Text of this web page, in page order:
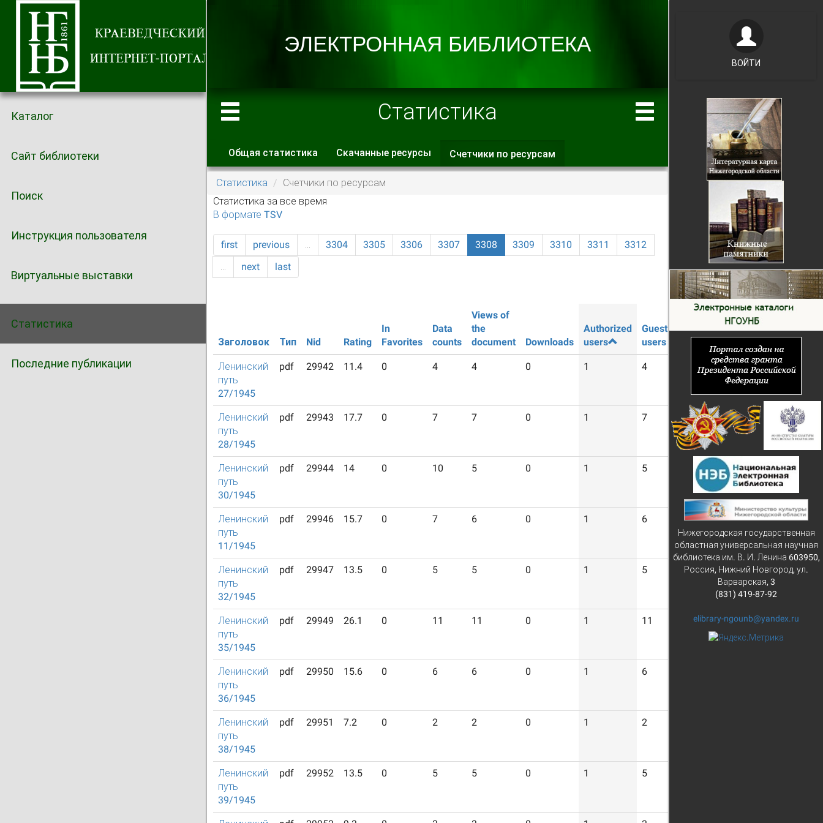
Каталог
Сайт библиотеки
Поиск
Инструкция пользователя
Виртуальные выставки
Статистика
Последние публикации
Статистика
Главные вкладки
Общая статистика Скачанные ресурсы Счетчики по ресурсам
вкладка)
Статистика
Счетчики по ресурсам
Статистика за все время
В формате TSV
first previous … 3304 3305 3306 3307 3308 3309 3310 3311
3312
…
next last
Заголовок Тип Nid Rating
In
Favorites
Data
counts
Views of
the
document
Downloads
Authorized
users
Guest
users
Ленинский
путь
27/1945
pdf 29942 11.4 0 4 4 0 1 4
Ленинский
путь
28/1945
pdf 29943 17.7 0 7 7 0 1 7
Ленинский
путь
30/1945
pdf 29944 14 0 10 5 0 1 5
Ленинский
путь
11/1945
pdf 29946 15.7 0 7 6 0 1 6
Ленинский
путь
32/1945
pdf 29947 13.5 0 5 5 0 1 5
Ленинский
путь
35/1945
pdf 29949 26.1 0 11 11 0 1 11
Ленинский
путь
36/1945
pdf 29950 15.6 0 6 6 0 1 6
Ленинский
путь
38/1945
pdf 29951 7.2 0 2 2 0 1 2
Ленинский
путь
39/1945
pdf 29952 13.5 0 5 5 0 1 5
ВОЙТИ
Нижегородская государственная
областная универсальная научная
библиотека им. В. И. Ленина 603950,
Россия, Нижний Новгород, ул.
Варварская, 3
(831) 419-87-92
elibrary-ngounb@yandex.ru